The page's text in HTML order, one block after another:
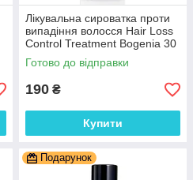
Лікувальна сироватка проти
випадіння волосся Hair Loss
Control Treatment Bogenia 30
мл
Готово до відправки
190 ₴
Купити
Подарунок